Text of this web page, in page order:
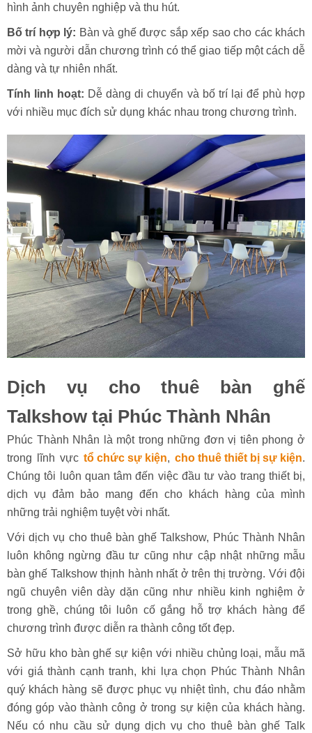
hình ảnh chuyên nghiệp và thu hút.
Bố trí hợp lý: Bàn và ghế được sắp xếp sao cho các khách
mời và người dẫn chương trình có thể giao tiếp một cách dễ
dàng và tự nhiên nhất.
Tính linh hoạt: Dễ dàng di chuyển và bố trí lại để phù hợp
với nhiều mục đích sử dụng khác nhau trong chương trình.
Dịch vụ cho thuê bàn ghế
Talkshow tại Phúc Thành Nhân
Phúc Thành Nhân là một trong những đơn vị tiên phong ở
trong lĩnh vực tổ chức sự kiện, cho thuê thiết bị sự kiện.
Chúng tôi luôn quan tâm đến việc đầu tư vào trang thiết bị,
dịch vụ đảm bảo mang đến cho khách hàng của mình
những trải nghiệm tuyệt vời nhất.
Với dịch vụ cho thuê bàn ghế Talkshow, Phúc Thành Nhân
luôn không ngừng đầu tư cũng như cập nhật những mẫu
bàn ghế Talkshow thịnh hành nhất ở trên thị trường. Với đội
ngũ chuyên viên dày dặn cũng như nhiều kinh nghiệm ở
trong ghề, chúng tôi luôn cố gắng hỗ trợ khách hàng để
chương trình được diễn ra thành công tốt đẹp.
Sở hữu kho bàn ghế sự kiện với nhiều chủng loại, mẫu mã
với giá thành cạnh tranh, khi lựa chọn Phúc Thành Nhân
quý khách hàng sẽ được phục vụ nhiệt tình, chu đáo nhằm
đóng góp vào thành công ở trong sự kiện của khách hàng.
Nếu có nhu cầu sử dụng dịch vụ cho thuê bàn ghế Talk